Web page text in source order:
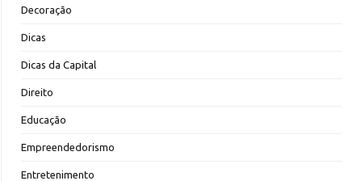
Decoração
Dicas
Dicas da Capital
Direito
Educação
Empreendedorismo
Entretenimento